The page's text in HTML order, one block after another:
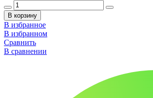
В корзину
В избранное
В избранном
Сравнить
В сравнении